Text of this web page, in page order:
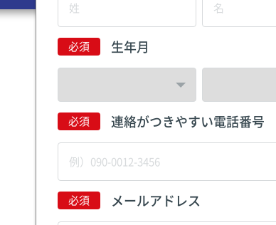
生年月
連絡がつきやすい電話番号
メールアドレス